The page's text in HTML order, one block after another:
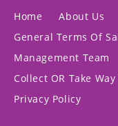
Home About Us
General Terms Of
Management Team
Collect OR Take
Privacy Policy